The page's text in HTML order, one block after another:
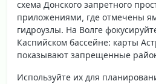
схема Донского запретного
приложениями, где отмечены
гидроузлы. На Волге
Каспийском бассейне: карты
показывают запрещенные
Используйте их для